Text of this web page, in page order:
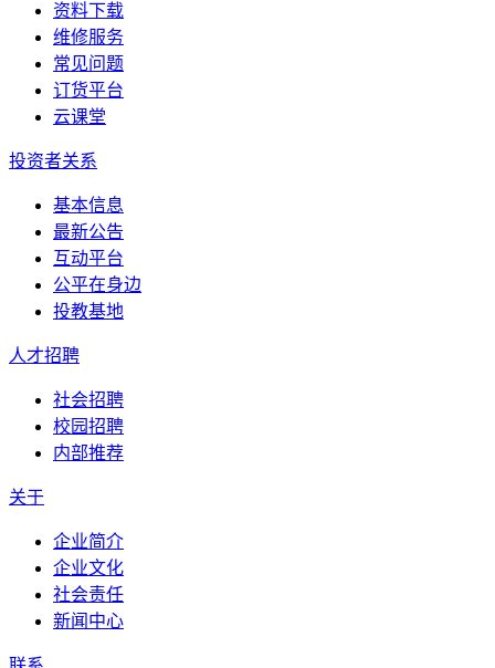
资料下载
维修服务
常见问题
订货平台
云课堂
投资者关系
基本信息
最新公告
互动平台
公平在身边
投教基地
人才招聘
社会招聘
校园招聘
内部推荐
关于
企业简介
企业文化
社会责任
新闻中心